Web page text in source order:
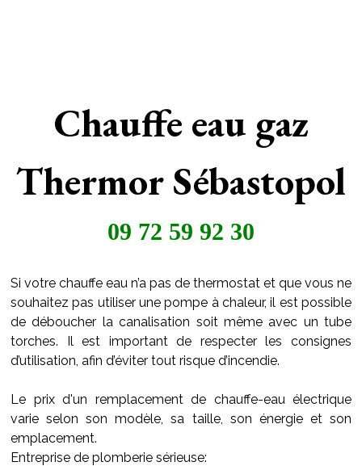
Chauffe eau gaz
Thermor Sébastopol
09 72 59 92 30
Si votre chauffe eau n’a pas de thermostat et que vous ne
souhaitez pas utiliser une pompe à chaleur, il est possible
de déboucher la canalisation soit même avec un tube
torches. Il est important de respecter les consignes
d’utilisation, afin d’éviter tout risque d’incendie.
Le prix d'un remplacement de chauffe-eau électrique
varie selon son modèle, sa taille, son énergie et son
emplacement.
Entreprise de plomberie sérieuse: